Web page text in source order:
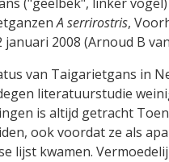
A serrirostris,
januari 2008 (Arnoud B
van Taigarietgans in
literatuurstudie
is altijd getracht
ook voordat ze als
lijst kwamen.